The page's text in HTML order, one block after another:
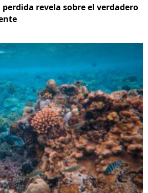
revela sobre el verdadero